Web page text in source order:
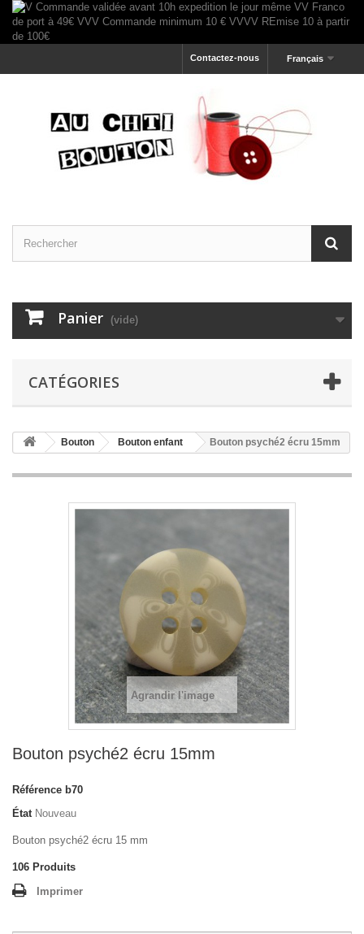
Français
Contactez-nous
Panier (vide)
CATÉGORIES
Bouton Bouton enfant Bouton psyché2 écru 15mm
Agrandir l'image
Bouton psyché2 écru 15mm
Référence b70
État Nouveau
Bouton psyché2 écru 15 mm
106 Produits
Imprimer